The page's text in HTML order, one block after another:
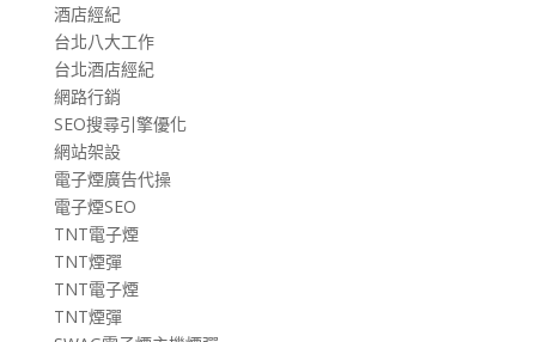
酒店經紀
台北八大工作
台北酒店經紀
網路行銷
SEO搜尋引擎優化
網站架設
電子煙廣告代操
電子煙SEO
TNT電子煙
TNT煙彈
TNT電子煙
TNT煙彈